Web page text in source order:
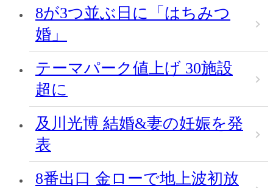
8が3つ並ぶ日に「はちみつ
婚」
テーマパーク値上げ 30施設
超に
及川光博 結婚&妻の妊娠を発
表
8番出口 金ローで地上波初放